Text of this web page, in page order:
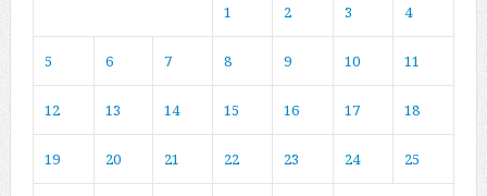
1 2 3 4
5 6 7 8 9 10 11
12 13 14 15 16 17 18
19 20 21 22 23 24 25